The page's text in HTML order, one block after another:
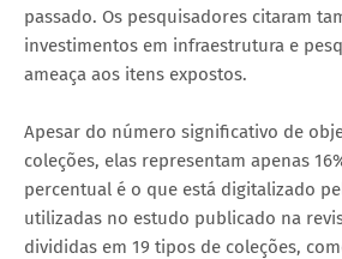
passado. Os pesquisadores citaram
investimentos em infraestrutura e
ameaça aos itens expostos.
Apesar do número significativo de
coleções, elas representam apenas
percentual é o que está digitalizado
utilizadas no estudo publicado na
divididas em 19 tipos de coleções,